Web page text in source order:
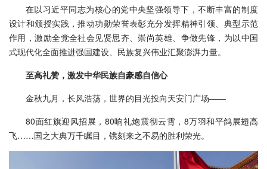
在以习近平同志为核心的党中央坚强领导下，不断丰富的制度
设计和颁授实践，推动功勋荣誉表彰充分发挥精神引领、典型示范
作用，激励全党全社会见贤思齐、崇尚英雄、争做先锋，为以中国
式现代化全面推进强国建设、民族复兴伟业汇聚澎湃力量。
至高礼赞，激发中华民族自豪感自信心
金秋九月，长风浩荡，世界的目光投向天安门广场——
80面红旗迎风招展，80响礼炮震彻云霄，8万羽和平鸽展翅高
飞……国之大典万千瞩目，镌刻来之不易的胜利荣光。